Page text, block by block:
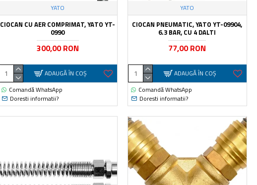
YATO
CIOCAN CU AER COMPRIMAT, YATO YT-
0990
300,00 RON
ADAUGĂ ÎN COŞ
Comandă WhatsApp
Doresti informatii?
YATO
CIOCAN PNEUMATIC, YATO YT-09904,
6.3 BAR, CU 4 DALTI
77,00 RON
ADAUGĂ ÎN COŞ
Comandă WhatsApp
Doresti informatii?